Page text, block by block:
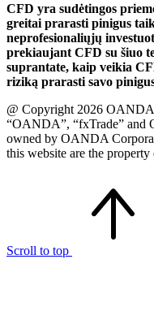
CFD yra sudėtingos
greitai prarasti pinigus
neprofesionaliųjų
prekiaujant CFD su šiuo
suprantate, kaip veikia
riziką prarasti savo
@ Copyright 2026
“OANDA”, “fxTrade” and
owned by OANDA
this website are the
Scroll to top